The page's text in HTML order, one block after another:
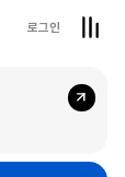
로그인